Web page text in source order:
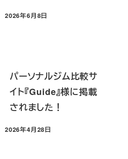
投稿日
2026年6月8日
パーソナルジム比較サ
イト『Guide』様に掲載
されました！
投稿日
2026年4月28日